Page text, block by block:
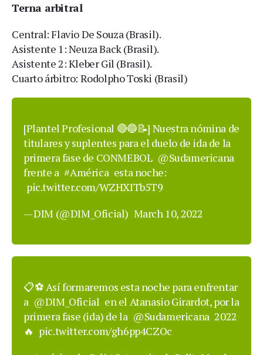
Terna arbitral
Central: Flavio De Souza (Brasil).
Asistente 1: Neuza Back (Brasil).
Asistente 2: Kleber Gil (Brasil).
Cuarto árbitro: Rodolpho Toski (Brasil)
[Plantel Profesional 🔴🔵📝] Nuestra nómina de
titulares y suplentes para el duelo de ida de la
primera fase de CONMEBOL @Sudamericana
frente a #América esta noche:
pic.twitter.com/WZHXITb5T9
— DIM (@DIM_Oficial) March 10, 2022
📋⚽ Así formaremos esta noche para enfrentar
a @DIM_Oficial en el Atanasio Girardot, por la
primera fase (ida) de la @Sudamericana 2022
🔥 pic.twitter.com/gh6pp4CZOc